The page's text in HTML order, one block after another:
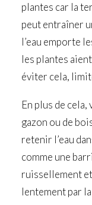
plantes car la
peut entraîner
l’eau emporte
les plantes
éviter cela,
En plus de
gazon ou de
retenir l’eau
comme une
ruissellement et
lentement par